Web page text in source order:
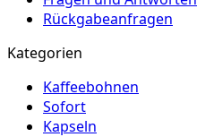
Rückgabeanfragen
Kategorien
Kaffeebohnen
Sofort
Kapseln